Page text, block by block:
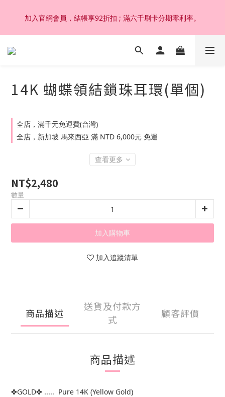
加入官網會員，結帳享92折扣 ; 滿六千刷卡分期零利率。
加入官網會員，結帳享92折扣 ; 滿六千刷卡分期零利率。
韓國設計製作。純14K 18K金，非鍍金非注金；洗澡，運動(汗
加入官網會員，結帳享92折扣 ; 滿六千刷卡分期零利率。
14K 蝴蝶領結鎖珠耳環(單個)
全店，滿千元免運費(台灣)
全店，新加坡 馬來西亞 滿 NTD 6,000元 免運
查看更多
NT$2,480
數量
加入購物車
加入追蹤清單
商品描述
送貨及付款方
式
顧客評價
商品描述
✤GOLD✤ ..... Pure 14K (Yellow Gold)